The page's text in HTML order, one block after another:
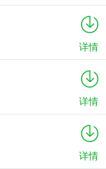
详情
详情
详情